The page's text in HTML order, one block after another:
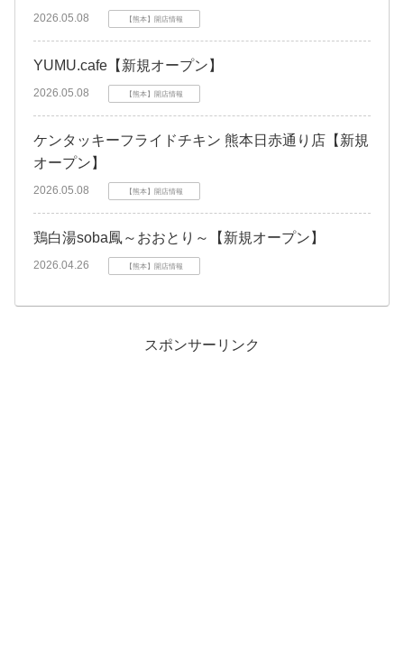
2026.05.08 【熊本】開店情報
YUMU.cafe【新規オープン】
2026.05.08 【熊本】開店情報
ケンタッキーフライドチキン 熊本日赤通り店【新規
オープン】
2026.05.08 【熊本】開店情報
鶏白湯soba鳳～おおとり～【新規オープン】
2026.04.26 【熊本】開店情報
スポンサーリンク